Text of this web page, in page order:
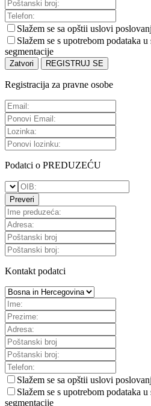
Slažem se sa opštii uslovi
Slažem se s upotrebom podataka
segmentacije
Zatvori REGISTRUJ SE
Registracija za pravne osobe
Podatci o PREDUZEĆU
Preveri
Kontakt podatci
Slažem se sa opštii uslovi
Slažem se s upotrebom podataka
segmentacije